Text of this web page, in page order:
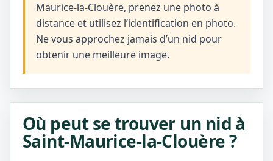
Maurice-la-Clouère, prenez une photo à
distance et utilisez l’identification en photo.
Ne vous approchez jamais d’un nid pour
obtenir une meilleure image.
Où peut se trouver un nid à
Saint-Maurice-la-Clouère ?